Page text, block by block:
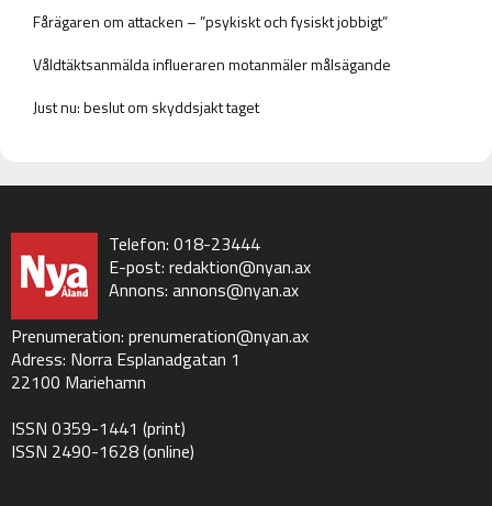
Fårägaren om attacken – ”psykiskt och fysiskt jobbigt”
Våldtäktsanmälda influeraren motanmäler målsägande
Just nu: beslut om skyddsjakt taget
Telefon: 018-23444
E-post: redaktion@nyan.ax
Annons: annons@nyan.ax
Prenumeration: prenumeration@nyan.ax
Adress: Norra Esplanadgatan 1
22100 Mariehamn
ISSN 0359-1441 (print)
ISSN 2490-1628 (online)